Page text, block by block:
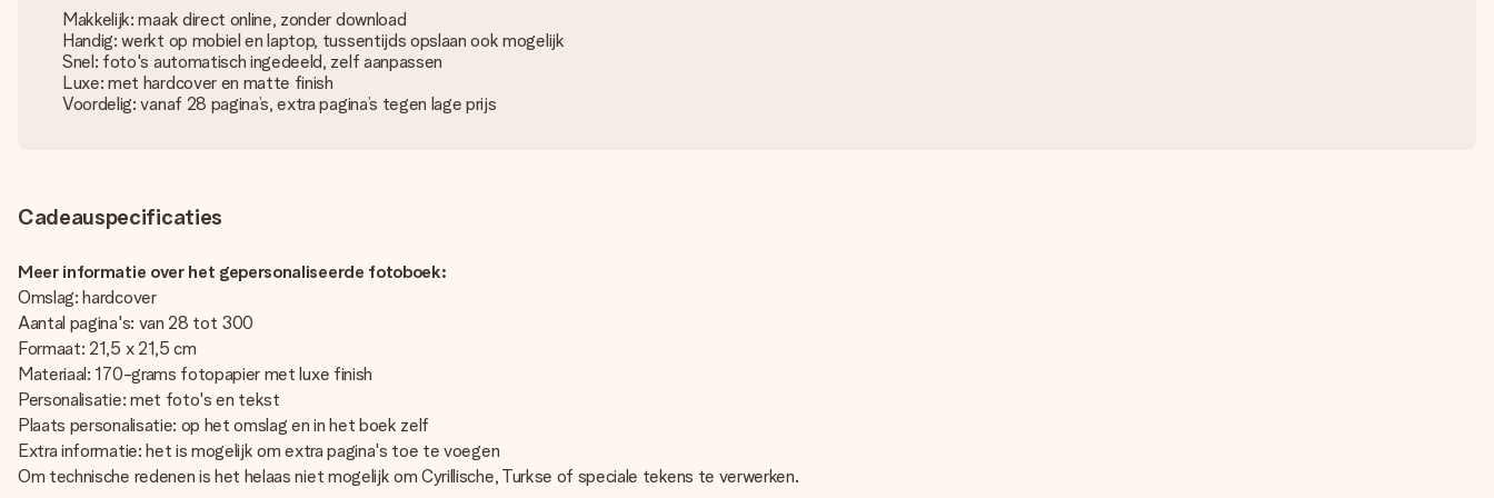
Makkelijk: maak direct online, zonder download
Handig: werkt op mobiel en laptop, tussentijds opslaan ook mogelijk
Snel: foto's automatisch ingedeeld, zelf aanpassen
Luxe: met hardcover en matte finish
Voordelig: vanaf 28 pagina’s, extra pagina’s tegen lage prijs
Cadeauspecificaties
Meer informatie over het gepersonaliseerde fotoboek:
Omslag: hardcover
Aantal pagina's: van 28 tot 300
Formaat: 21,5 x 21,5 cm
Materiaal: 170-grams fotopapier met luxe finish
Personalisatie: met foto's en tekst
Plaats personalisatie: op het omslag en in het boek zelf
Extra informatie: het is mogelijk om extra pagina's toe te voegen
Om technische redenen is het helaas niet mogelijk om Cyrillische, Turkse of speciale tekens te verwerken.